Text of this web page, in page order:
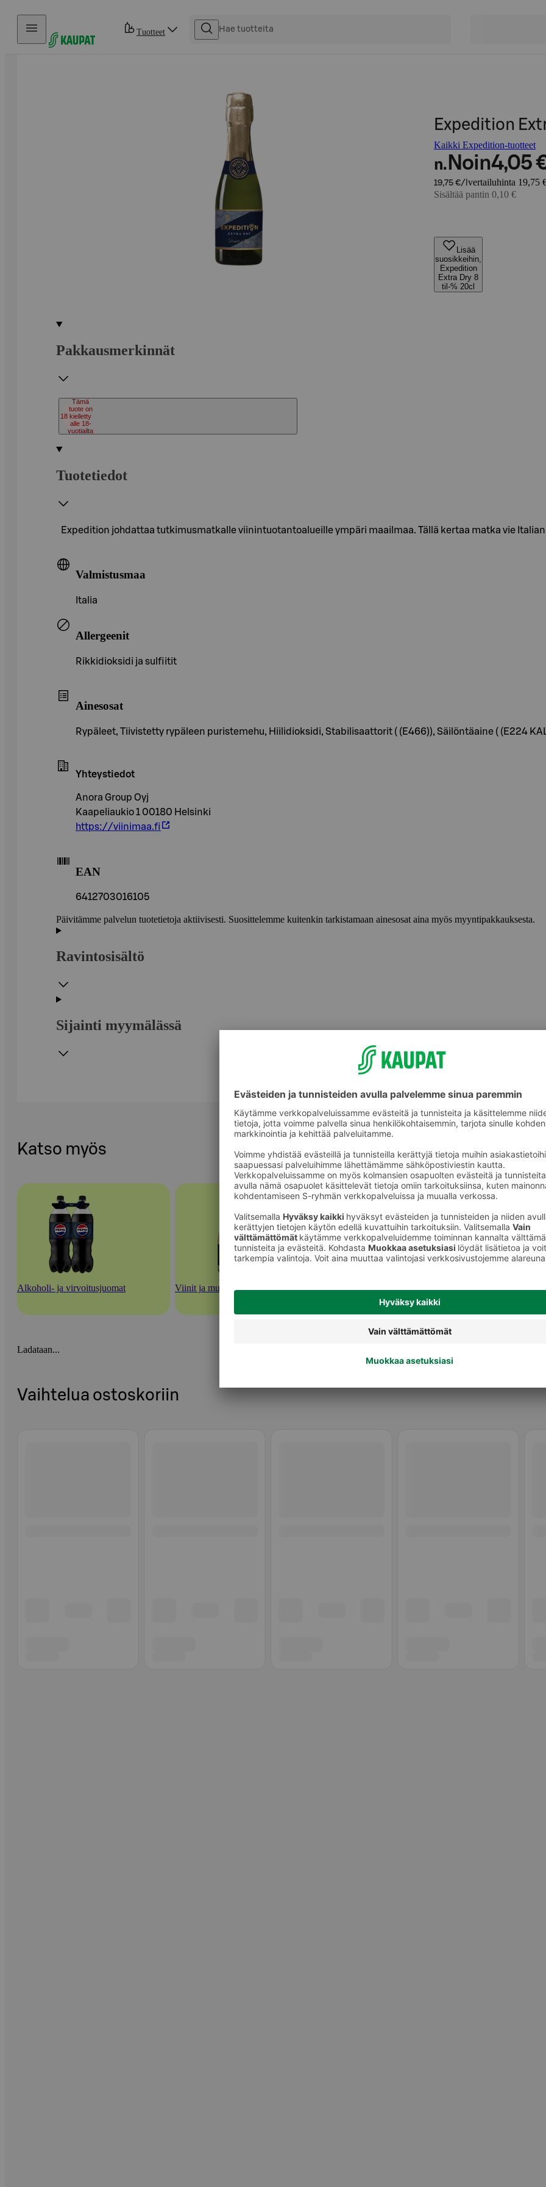
Hyppää sisältöön
Tuotteet
Expedition
Kaikki Expedition-tuotteet
n. Noin4,05
19,75 €/l vertailuhinta 19,75
Sisältää pantin 0,10 €
Lisää
suosikkeihin,
Expedition
Extra Dry 8
til-% 20cl
Pakkausmerkinnät
18
Tämä
tuote on
kielletty
alle 18-
vuotiailta
Tuotetiedot
Expedition johdattaa tutkimusmatkalle viinintuotantoalueille ympäri maailmaa. Tällä kertaa matka vie
Valmistusmaa
Italia
Allergeenit
Rikkidioksidi ja sulfiitit
Ainesosat
Rypäleet, Tiivistetty rypäleen puristemehu, Hiilidioksidi, Stabilisaattorit ( (E466)), Säilöntäaine ( (E224
Yhteystiedot
Anora Group Oyj
Kaapeliaukio 1 00180 Helsinki
https://viinimaa.fi
EAN
6412703016105
Päivitämme palvelun tuotetietoja aktiivisesti. Suosittelemme kuitenkin tarkistamaan ainesosat aina myös myyntipakkauksesta.
Ravintosisältö
Sijainti myymälässä
Katso myös
Alkoholi- ja virvoitusjuomat Viinit ja muut rypäletuotteet Kuohuviinit ja muut rypäletuotteet
Ladataan...
Vaihtelua ostoskoriin